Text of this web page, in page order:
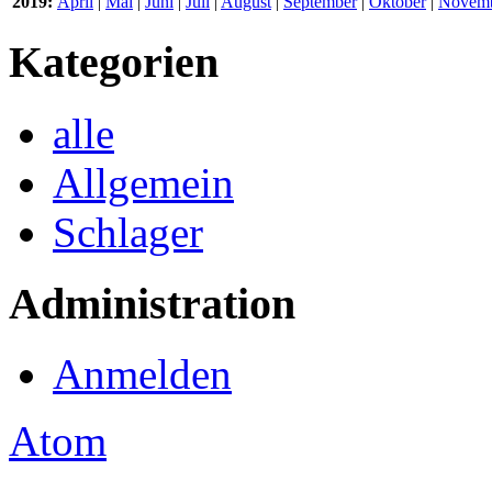
Kategorien
alle
Allgemein
Schlager
Administration
Anmelden
Atom